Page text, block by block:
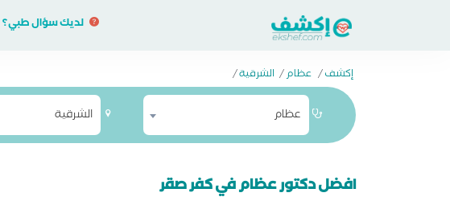
لديك سؤال طبي؟
إكشف/ عظام/ الشرقية/
عظام الشرقية
افضل دكتور عظام في كفر صقر